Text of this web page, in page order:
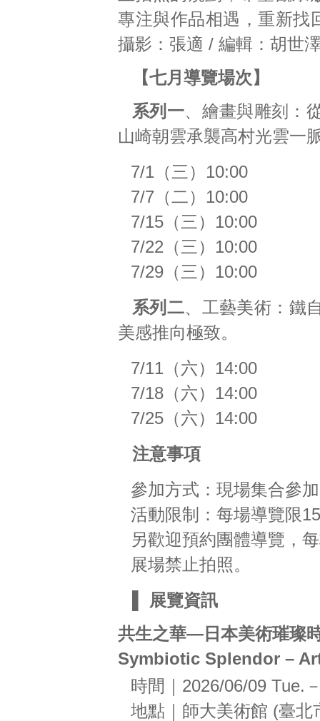
專注與作品相遇，重新找
攝影：張適 / 編輯：胡世
【七月導覽場次】
系列一、繪畫與雕刻：
山崎朝雲承襲高村光雲一
7/1（三）10:00
7/7（二）10:00
7/15（三）10:00
7/22（三）10:00
7/29（三）10:00
系列二、工藝美術：鐵
美感推向極致。
7/11（六）14:00
7/18（六）14:00
7/25（六）14:00
注意事項
參加方式：現場集合參
活動限制：每場導覽限
另歡迎預約團體導覽，
展場禁止拍照。
展覽資訊
共生之華—日本美術璀璨
Symbiotic Splendor –
時間｜2026/06/09 Tue.
地點｜師大美術館 (臺北